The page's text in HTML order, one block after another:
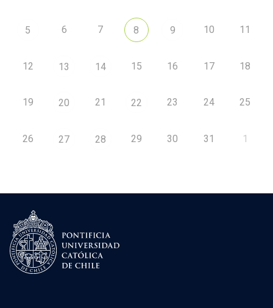
5 6 7 8 9 10 11
12 13 14 15 16 17 18
19 20 21 22 23 24 25
26 27 28 29 30 31 1